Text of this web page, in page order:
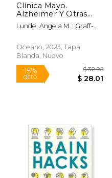
50%
Clínica Mayo.
Alzheimer Y Otras
Formas de
Demencia.: Guía Para
Cuidadores
Lunde, Angela M. ; Graff-
Oceano, 2023, Tapa
Blanda, Nuevo